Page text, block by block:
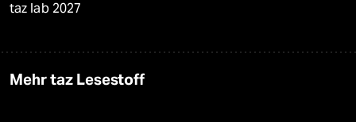
taz lab 2027
Mehr taz Lesestoff